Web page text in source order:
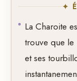
✦
La Charoite
trouve que le
et ses